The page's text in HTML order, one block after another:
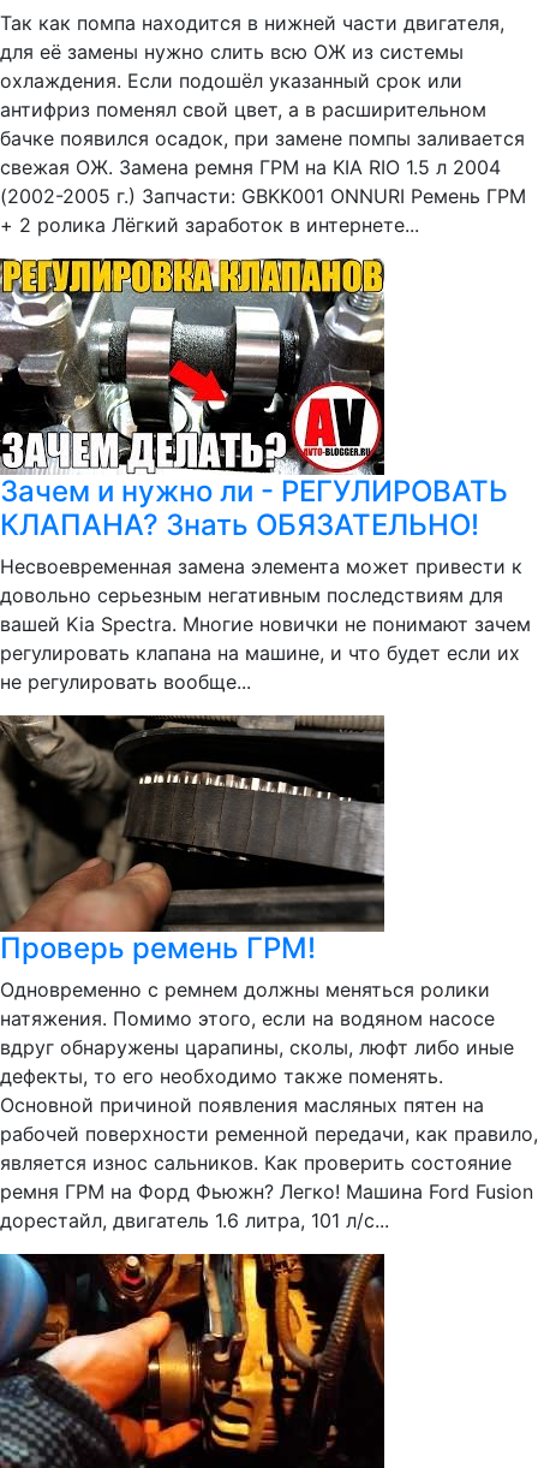
Так как помпа находится в нижней части двигателя,
для её замены нужно слить всю ОЖ из системы
охлаждения. Если подошёл указанный срок или
антифриз поменял свой цвет, а в расширительном
бачке появился осадок, при замене помпы заливается
свежая ОЖ. Замена ремня ГРМ на KIA RIO 1.5 л 2004
(2002-2005 г.) Запчасти: GBKK001 ONNURI Ремень ГРМ
+ 2 ролика Лёгкий заработок в интернете...
Зачем и нужно ли - РЕГУЛИРОВАТЬ
КЛАПАНА? Знать ОБЯЗАТЕЛЬНО!
Несвоевременная замена элемента может привести к
довольно серьезным негативным последствиям для
вашей Kia Spectra. Многие новички не понимают зачем
регулировать клапана на машине, и что будет если их
не регулировать вообще...
Проверь ремень ГРМ!
Одновременно с ремнем должны меняться ролики
натяжения. Помимо этого, если на водяном насосе
вдруг обнаружены царапины, сколы, люфт либо иные
дефекты, то его необходимо также поменять.
Основной причиной появления масляных пятен на
рабочей поверхности ременной передачи, как правило,
является износ сальников. Как проверить состояние
ремня ГРМ на Форд Фьюжн? Легко! Машина Ford Fusion
дорестайл, двигатель 1.6 литра, 101 л/с...